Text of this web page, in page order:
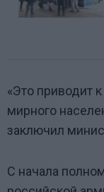
«Это приводит
мирного
заключил
С начала